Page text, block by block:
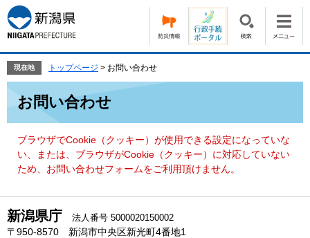
ー
ジ
の
頭
す。
ニ
ュ
ー
飛
て
現在地 トップページ > お問い合わせ
お問い合わせ
ブラウザでCookie（クッキー）が使用できる設定になっていな
い、または、ブラウザがCookie（クッキー）に対応していない
ため、お問い合わせフォームをご利用頂けません。
新潟県庁 法人番号 5000020150002
〒950-8570 新潟市中央区新光町4番地1